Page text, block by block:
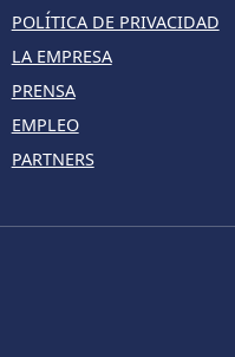
POLÍTICA DE PRIVACIDAD
LA EMPRESA
PRENSA
EMPLEO
PARTNERS